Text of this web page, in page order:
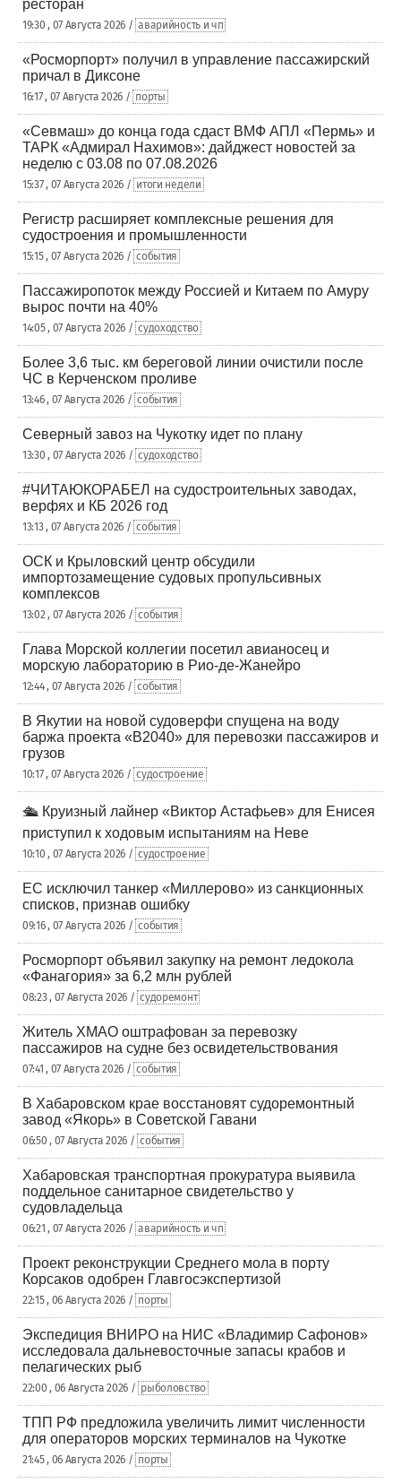
ресторан
19:30 , 07 Августа 2026 / аварийность и чп
«Росморпорт» получил в управление пассажирский
причал в Диксоне
16:17 , 07 Августа 2026 / порты
«Севмаш» до конца года сдаст ВМФ АПЛ «Пермь» и
ТАРК «Адмирал Нахимов»: дайджест новостей за
неделю с 03.08 по 07.08.2026
15:37 , 07 Августа 2026 / итоги недели
Регистр расширяет комплексные решения для
судостроения и промышленности
15:15 , 07 Августа 2026 / события
Пассажиропоток между Россией и Китаем по Амуру
вырос почти на 40%
14:05 , 07 Августа 2026 / судоходство
Более 3,6 тыс. км береговой линии очистили после
ЧС в Керченском проливе
13:46 , 07 Августа 2026 / события
Северный завоз на Чукотку идет по плану
13:30 , 07 Августа 2026 / судоходство
#ЧИТАЮКОРАБЕЛ на судостроительных заводах,
верфях и КБ 2026 год
13:13 , 07 Августа 2026 / события
ОСК и Крыловский центр обсудили
импортозамещение судовых пропульсивных
комплексов
13:02 , 07 Августа 2026 / события
Глава Морской коллегии посетил авианосец и
морскую лабораторию в Рио-де-Жанейро
12:44 , 07 Августа 2026 / события
В Якутии на новой судоверфи спущена на воду
баржа проекта «В2040» для перевозки пассажиров и
грузов
10:17 , 07 Августа 2026 / судостроение
🛳️ Круизный лайнер «Виктор Астафьев» для Енисея
приступил к ходовым испытаниям на Неве
10:10 , 07 Августа 2026 / судостроение
ЕС исключил танкер «Миллерово» из санкционных
списков, признав ошибку
09:16 , 07 Августа 2026 / события
Росморпорт объявил закупку на ремонт ледокола
«Фанагория» за 6,2 млн рублей
08:23 , 07 Августа 2026 / судоремонт
Житель ХМАО оштрафован за перевозку
пассажиров на судне без освидетельствования
07:41 , 07 Августа 2026 / события
В Хабаровском крае восстановят судоремонтный
завод «Якорь» в Советской Гавани
06:50 , 07 Августа 2026 / события
Хабаровская транспортная прокуратура выявила
поддельное санитарное свидетельство у
судовладельца
06:21 , 07 Августа 2026 / аварийность и чп
Проект реконструкции Среднего мола в порту
Корсаков одобрен Главгосэкспертизой
22:15 , 06 Августа 2026 / порты
Экспедиция ВНИРО на НИС «Владимир Сафонов»
исследовала дальневосточные запасы крабов и
пелагических рыб
22:00 , 06 Августа 2026 / рыболовство
ТПП РФ предложила увеличить лимит численности
для операторов морских терминалов на Чукотке
21:45 , 06 Августа 2026 / порты